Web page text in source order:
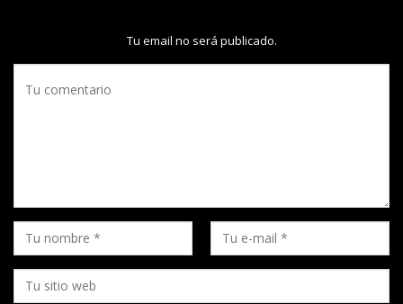
Tu email no será publicado.